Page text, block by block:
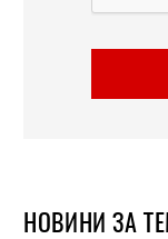
НОВИНИ ЗА